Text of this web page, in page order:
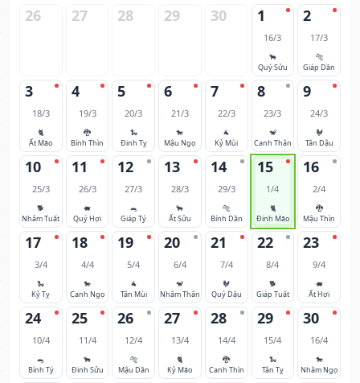
26 27 28 29 30 1
16/3
🐂
Quý Sửu
2
17/3
🐅
Giáp Dần
3
18/3
🐈
Ất Mão
4
19/3
🐉
Bính Thìn
5
20/3
🐍
Đinh Tỵ
6
21/3
🐎
Mậu Ngọ
7
22/3
🐐
Kỷ Mùi
8
23/3
🐒
Canh Thân
9
24/3
🐓
Tân Dậu
10
25/3
🐕
Nhâm Tuất
11
26/3
🐖
Quý Hợi
12
27/3
🐀
Giáp Tý
13
28/3
🐂
Ất Sửu
14
29/3
🐅
Bính Dần
15
1/4
🐈
Đinh Mão
16
2/4
🐉
Mậu Thìn
17
3/4
🐍
Kỷ Tỵ
18
4/4
🐎
Canh Ngọ
19
5/4
🐐
Tân Mùi
20
6/4
🐒
Nhâm Thân
21
7/4
🐓
Quý Dậu
22
8/4
🐕
Giáp Tuất
23
9/4
🐖
Ất Hợi
24
10/4
🐀
Bính Tý
25
11/4
🐂
Đinh Sửu
26
12/4
🐅
Mậu Dần
27
13/4
🐈
Kỷ Mão
28
14/4
🐉
Canh Thìn
29
15/4
🐍
Tân Tỵ
30
16/4
🐎
Nhâm Ngọ